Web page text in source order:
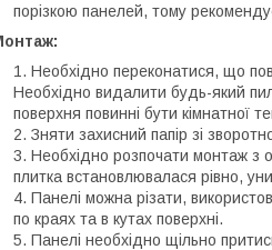
порізкою панелей, тому
Необхідно переконатися, що
Необхідно видалити будь-який
поверхня повинні бути кімнатної
Зняти захисний папір зі
Необхідно розпочати монтаж з
плитка встановлювалася рівно,
Панелі можна різати,
по краях та в кутах поверхні.
Панелі необхідно щільно